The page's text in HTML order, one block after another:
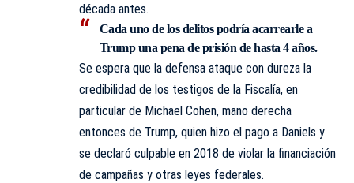
década antes.
Cada uno de los delitos podría acarrearle a
Trump una pena de prisión de hasta 4 años.
Se espera que la defensa ataque con dureza la
credibilidad de los testigos de la Fiscalía, en
particular de Michael Cohen, mano derecha
entonces de Trump, quien hizo el pago a Daniels y
se declaró culpable en 2018 de violar la financiación
de campañas y otras leyes federales.